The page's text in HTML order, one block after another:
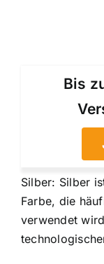
Bis
Silber: Silber
Farbe, die
verwendet